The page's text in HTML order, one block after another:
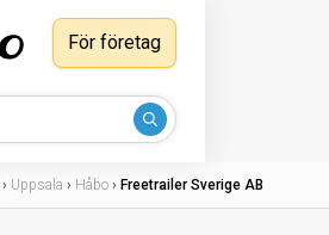
För företag
› Uppsala › Håbo › Freetrailer Sverige AB